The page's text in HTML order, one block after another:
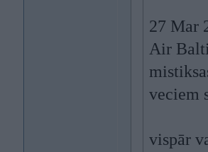
27 Mar
Air
veciem
vispār